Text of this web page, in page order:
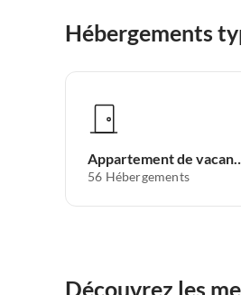
Hébergements
56 Hébergements
Découvrez les